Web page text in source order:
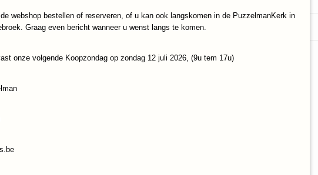
Productcode
Nova-Puzzle-41120
EAN code
8699375065190
Reacties
Save
webshop bestellen of reserveren, of u kan ook langskomen in de PuzzelmanKerk in
Graag even bericht wanneer u wenst langs te komen.
onze volgende Koopzondag op zondag 12 juli 2026, (9u tem 17u)